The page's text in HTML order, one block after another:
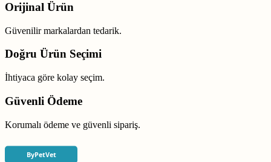
Orijinal Ürün
Güvenilir markalardan tedarik.
Doğru Ürün Seçimi
İhtiyaca göre kolay seçim.
Güvenli Ödeme
Korumalı ödeme ve güvenli sipariş.